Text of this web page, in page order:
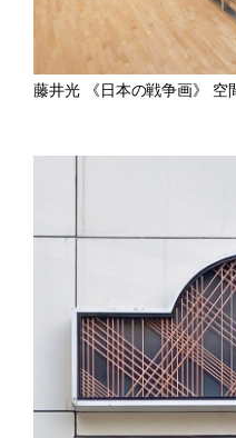
藤井光 《日本の戦争画》 空